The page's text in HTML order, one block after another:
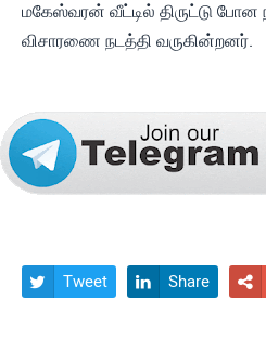
மகேஸ்வரன் வீட்டில் திருட்டு போன
விசாரணை நடத்தி வருகின்றனர்.
 Tweet  Share 